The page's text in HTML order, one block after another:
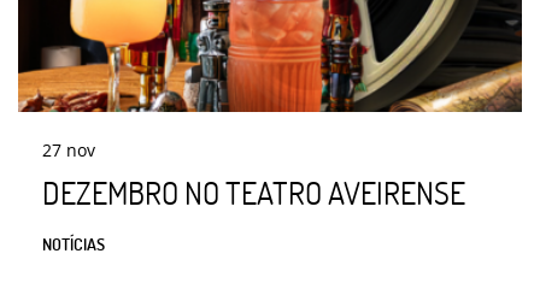
27 nov
DEZEMBRO NO TEATRO AVEIRENSE
NOTÍCIAS